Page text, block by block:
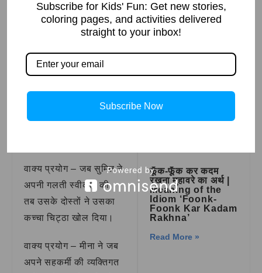
in English
To reveal personal
secrets
खोलना मुहावरे
का वाक्य
वाक्य प्रयोग – जब सुमित ने
अपनी गलती स्वीकार की,
तब उसके दोस्तों ने उसका
कच्चा चिट्ठा खोल दिया।
वाक्य प्रयोग – मीना ने जब
अपने सहकर्मी की व्यक्तिगत
राव तुला राम: हरियाणा
के वीर योद्धा की गाथा
Read More »
How to Draw A
Pumpkin – Step
by Step Guide
फूँक-फूँक कर कदम
रखना मुहावरे का अर्थ |
Meaning of the
Idiom ‘Foonk-
Foonk Kar Kadam
Rakhna’
Read More »
Subscribe for Kids' Fun: Get new stories,
coloring pages, and activities delivered
straight to your inbox!
Subscribe Now